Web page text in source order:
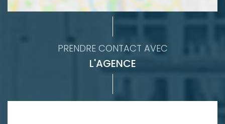
PRENDRE CONTACT AVEC
L'AGENCE